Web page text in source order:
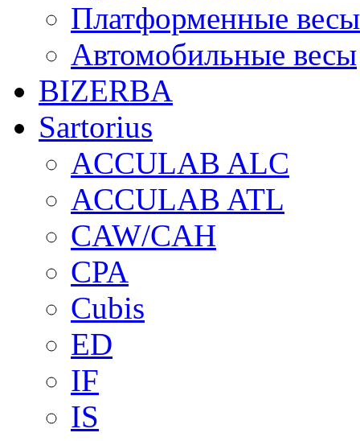
Платформенные весы
Автомобильные весы
BIZERBA
Sartorius
ACCULAB ALC
ACCULAB ATL
CAW/CAH
CPA
Cubis
ED
IF
IS